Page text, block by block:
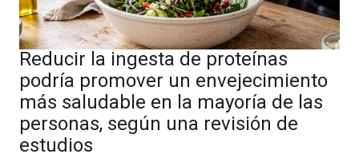
Reducir la ingesta de proteínas
podría promover un envejecimiento
más saludable en la mayoría de las
personas, según una revisión de
estudios